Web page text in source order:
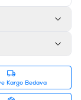
Kargo Bedava